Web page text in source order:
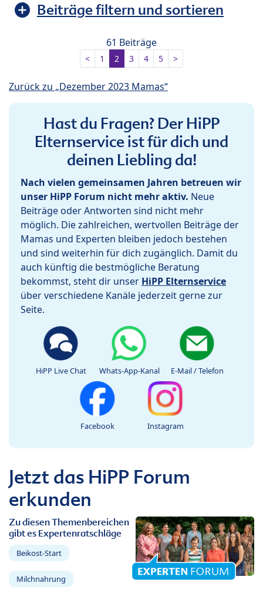
Beiträge filtern und sortieren
61 Beiträge
< 1 2 3 4 5 >
Zurück zu „Dezember 2023 Mamas“
Hast du Fragen? Der HiPP
Elternservice ist für dich und
deinen Liebling da!
Nach vielen gemeinsamen Jahren betreuen wir
unser HiPP Forum nicht mehr aktiv. Neue
Beiträge oder Antworten sind nicht mehr
möglich. Die zahlreichen, wertvollen Beiträge der
Mamas und Experten bleiben jedoch bestehen
und sind weiterhin für dich zugänglich. Damit du
auch künftig die bestmögliche Beratung
bekommst, steht dir unser HiPP Elternservice
über verschiedene Kanäle jederzeit gerne zur
Seite.
HiPP Live Chat Whats-App-Kanal E-Mail / Telefon
Facebook Instagram
Jetzt das HiPP Forum
erkunden
Zu diesen Themenbereichen
gibt es Expertenratschläge
Beikost-Start
Milchnahrung